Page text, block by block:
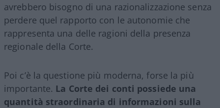
avrebbero bisogno di una razionalizzazione senza
perdere quel rapporto con le autonomie che
rappresenta una delle ragioni della presenza
regionale della Corte.
Poi c’è la questione più moderna, forse la più
importante. La Corte dei conti possiede una
quantità straordinaria di informazioni sulla